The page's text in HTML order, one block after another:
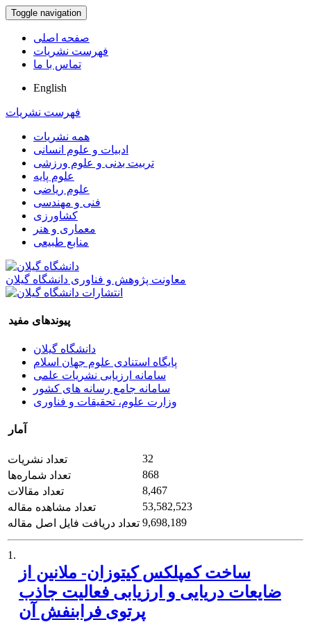
Toggle navigation
صفحه اصلی
فهرست نشریات
تماس با ما
English
فهرست نشریات
همه نشریات
ادبیات و علوم انسانی
تربیت بدنی و علوم ورزشی
علوم پایه
علوم ریاضی
فنی و مهندسی
کشاورزی
معماری و هنر
منابع طبیعی
معاونت پژوهش و فناوری دانشگاه گیلان
پیوندهای مفید
دانشگاه گیلان
پایگاه استنادی علوم جهان اسلام
سامانه ارزیابی نشریات علمی
سامانه جامع رسانه های کشور
وزارت علوم، تحقیقات و فناوری
آمار
تعداد نشریات
32
تعداد شماره‌ها
868
تعداد مقالات
8,467
تعداد مشاهده مقاله
53,582,523
تعداد دریافت فایل اصل مقاله 9,698,189
1.
ساخت کمپلکس کیتوزان- ملانین از
ضایعات دریایی و ارزیابی فعالیت جاذب
پرتوی فرابنفش آن